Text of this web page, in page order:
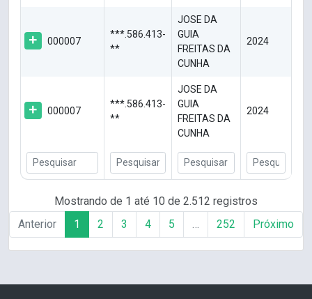
000007
***.586.413-
**
JOSE DA
GUIA
FREITAS DA
CUNHA
2024
000007
***.586.413-
**
JOSE DA
GUIA
FREITAS DA
CUNHA
2024
Mostrando de 1 até 10 de 2.512 registros
Anterior
1 2 3 4 5 … 252 Próximo